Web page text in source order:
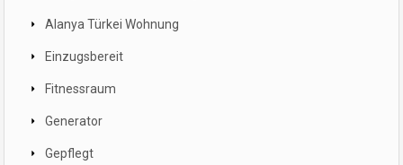
Alanya Türkei Wohnung
Einzugsbereit
Fitnessraum
Generator
Gepflegt